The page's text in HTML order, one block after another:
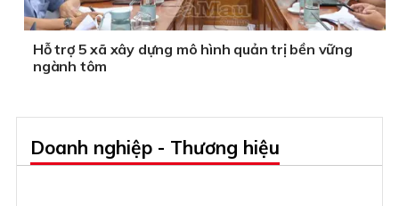
Hỗ trợ 5 xã xây dựng mô hình quản trị bền vững
ngành tôm
Doanh nghiệp - Thương hiệu